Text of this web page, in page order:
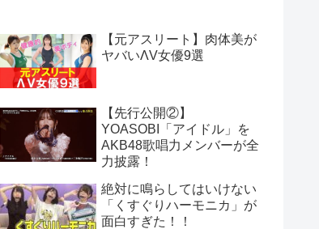
【元アスリート】肉体美が
ヤバいΛV女優9選
【先行公開②】
YOASOBI「アイドル」を
AKB48歌唱力メンバーが全
力披露！
絶対に鳴らしてはいけない
「くすぐりハーモニカ」が
面白すぎた！！